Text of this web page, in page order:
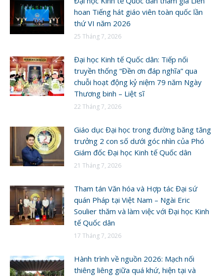
hoan Tiếng hát giáo viên toàn quốc lần
thứ VI năm 2026
25 Tháng 7, 2026
Đại học Kinh tế Quốc dân: Tiếp nối
truyền thống “Đền ơn đáp nghĩa” qua
chuỗi hoạt động kỷ niệm 79 năm Ngày
Thương binh – Liệt sĩ
22 Tháng 7, 2026
Giáo dục Đại học trong đường băng tăng
trưởng 2 con số dưới góc nhìn của Phó
Giám đốc Đại học Kinh tế Quốc dân
21 Tháng 7, 2026
Tham tán Văn hóa và Hợp tác Đại sứ
quán Pháp tại Việt Nam – Ngài Eric
Soulier thăm và làm việc với Đại học Kinh
tế Quốc dân
17 Tháng 7, 2026
Hành trình về nguồn 2026: Mạch nối
thiêng liêng giữa quá khứ, hiện tại và